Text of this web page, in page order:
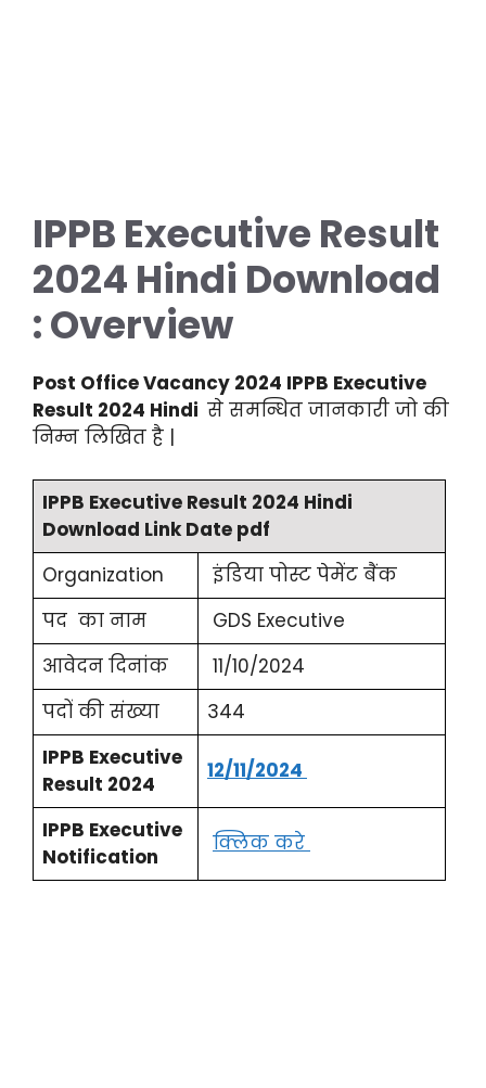
IPPB Executive Result
2024 Hindi Download
: Overview
Post Office Vacancy 2024 IPPB Executive
Result 2024 Hindi से समन्धित जानकारी जो की
निम्न लिखित है |
IPPB Executive Result 2024 Hindi
Download Link Date pdf
Organization
इंडिया पोस्ट पेमेंट बैंक
पद का नाम
GDS Executive
आवेदन दिनांक
11/10/2024
पदों की संख्या
344
IPPB Executive
Result 2024
12/11/2024
IPPB Executive
Notification
क्लिक करे